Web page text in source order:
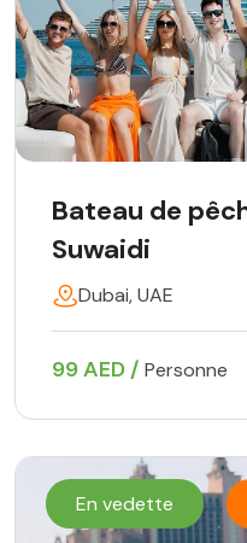
Bateau de
Suwaidi
Dubai, UAE
99 AED / Personne
En vedette